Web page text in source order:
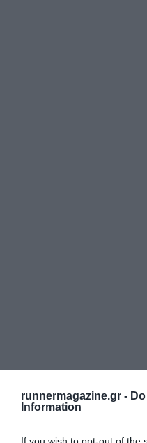
runnermagazine.gr -
Information
If you wish to opt-out of the